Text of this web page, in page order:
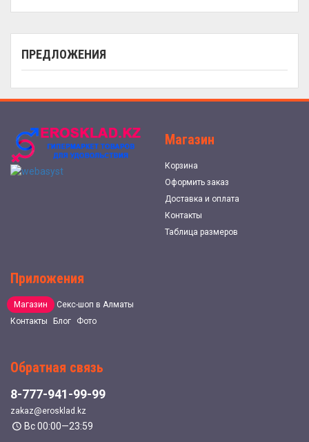
ПРЕДЛОЖЕНИЯ
Магазин
Корзина
Оформить заказ
Доставка и оплата
Контакты
Таблица размеров
Приложения
Магазин
Секс-шоп в Алматы
Контакты
Блог Фото
Обратная связь
8-777-941-99-99
zakaz@erosklad.kz
Вс 00:00—23:59